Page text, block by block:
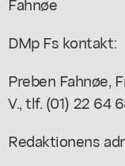
DMp Fs kontakt:
Preben Fahnøe,
V., tlf. (01) 22 64
Redaktionens